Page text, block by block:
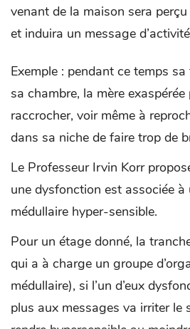
venant de la maison sera
et induira un message
Exemple : pendant ce temps
sa chambre, la mère
raccrocher, voir même à
dans sa niche de faire trop de
Le Professeur Irvin Korr
une dysfonction est associée à
médullaire hyper-sensible.
Pour un étage donné, la
qui a à charge un groupe
médullaire), si l’un d’eux
plus aux messages va irriter le